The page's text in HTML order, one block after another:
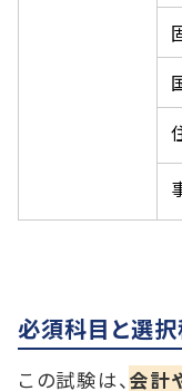
必須科目と選択
この試験は、会計